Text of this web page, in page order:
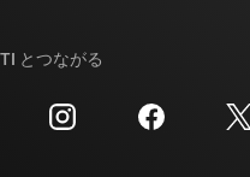
投資家向け情報
クロスリファレンス検索
カスタマー・サポート・セ
TI とつながる